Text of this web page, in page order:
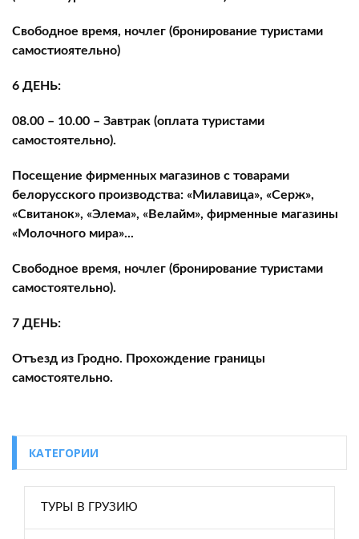
Свободное время, ночлег (бронирование туристами
самостиоятельно)
6 ДЕНЬ:
08.00 – 10.00 – Завтрак (оплата туристами
самостоятельно).
Посещение фирменных магазинов с товарами
белорусского производства: «Милавица», «Серж»,
«Свитанок», «Элема», «Велайм», фирменные магазины
«Молочного мира»...
Свободное время, ночлег (бронирование туристами
самостоятельно).
7 ДЕНЬ:
Отъезд из Гродно. Прохождение границы
самостоятельно.
КАТЕГОРИИ
ТУРЫ В ГРУЗИЮ